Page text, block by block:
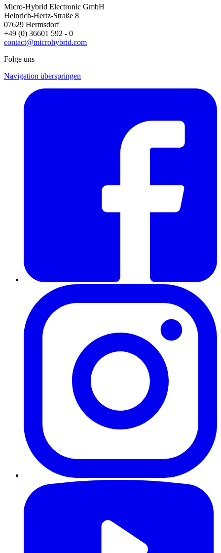
Micro-Hybrid Electronic GmbH
Heinrich-Hertz-Straße 8
07629 Hermsdorf
+49 (0) 36601 592 - 0
contact@microhybrid.com
Folge uns
Navigation überspringen